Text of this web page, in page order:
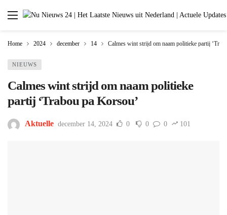
Home 2024 december 14 Calmes wint strijd om naam politieke partij
NIEUWS
Calmes wint strijd om naam politieke
partij ‘Trabou pa Korsou’
Aktuelle december 14, 2024 0 0 0 101